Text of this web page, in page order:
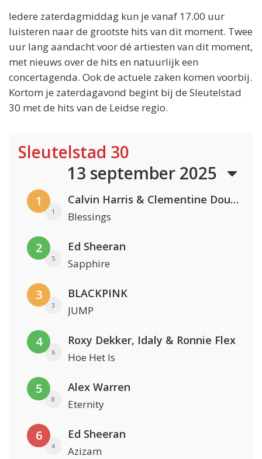
Iedere zaterdagmiddag kun je vanaf 17.00 uur
luisteren naar de grootste hits van dit moment. Twee
uur lang aandacht voor dé artiesten van dit moment,
met nieuws over de hits en natuurlijk een
concertagenda. Ook de actuele zaken komen voorbij.
Kortom je zaterdagavond begint bij de Sleutelstad
30 met de hits van de Leidse regio.
Sleutelstad 30
13 september 2025
1
1
Calvin Harris & Clementine Douglas
Blessings
2
5
Ed Sheeran
Sapphire
3
3
BLACKPINK
JUMP
4
6
Roxy Dekker, Idaly & Ronnie Flex
Hoe Het Is
5
8
Alex Warren
Eternity
6
4
Ed Sheeran
Azizam